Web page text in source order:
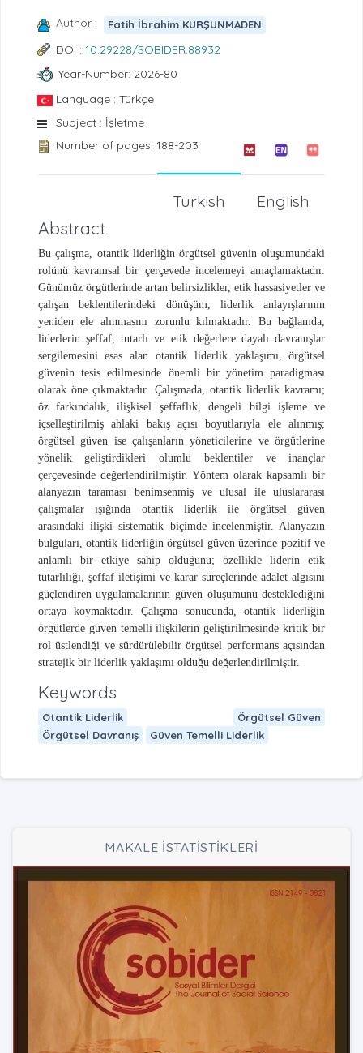
Author : Fatih İbrahim KURŞUNMADEN
DOI : 10.29228/SOBIDER.88932
Year-Number: 2026-80
Language : Türkçe
Subject : İşletme
Number of pages: 188-203
English
Turkish
Abstract
Bu çalışma, otantik liderliğin örgütsel güvenin oluşumundaki
rolünü kavramsal bir çerçevede incelemeyi amaçlamaktadır.
Günümüz örgütlerinde artan belirsizlikler, etik hassasiyetler ve
çalışan beklentilerindeki dönüşüm, liderlik anlayışlarının
yeniden ele alınmasını zorunlu kılmaktadır. Bu bağlamda,
liderlerin şeffaf, tutarlı ve etik değerlere dayalı davranışlar
sergilemesini esas alan otantik liderlik yaklaşımı, örgütsel
güvenin tesis edilmesinde önemli bir yönetim paradigması
olarak öne çıkmaktadır. Çalışmada, otantik liderlik kavramı;
öz farkındalık, ilişkisel şeffaflık, dengeli bilgi işleme ve
içselleştirilmiş ahlaki bakış açısı boyutlarıyla ele alınmış;
örgütsel güven ise çalışanların yöneticilerine ve örgütlerine
yönelik geliştirdikleri olumlu beklentiler ve inançlar
çerçevesinde değerlendirilmiştir. Yöntem olarak kapsamlı bir
alanyazın taraması benimsenmiş ve ulusal ile uluslararası
çalışmalar ışığında otantik liderlik ile örgütsel güven
arasındaki ilişki sistematik biçimde incelenmiştir. Alanyazın
bulguları, otantik liderliğin örgütsel güven üzerinde pozitif ve
anlamlı bir etkiye sahip olduğunu; özellikle liderin etik
tutarlılığı, şeffaf iletişimi ve karar süreçlerinde adalet algısını
güçlendiren uygulamalarının güven oluşumunu desteklediğini
ortaya koymaktadır. Çalışma sonucunda, otantik liderliğin
örgütlerde güven temelli ilişkilerin geliştirilmesinde kritik bir
rol üstlendiği ve sürdürülebilir örgütsel performans açısından
stratejik bir liderlik yaklaşımı olduğu değerlendirilmiştir.
Keywords
Otantik Liderlik
Örgütsel Güven
Örgütsel Davranış
Güven Temelli Liderlik
MAKALE İSTATİSTİKLERİ